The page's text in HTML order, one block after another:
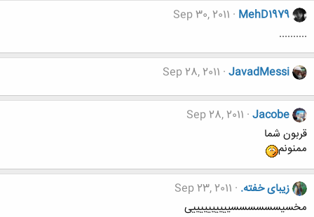
MehD1979
Sep 30, 2011
..........
JavadMessi
Sep 28, 2011
Jacobe
Sep 28, 2011
قربون شما
ممنونم
زیبای خفته. Sep 23, 2011
مخسیسسسسسسییییییییییی